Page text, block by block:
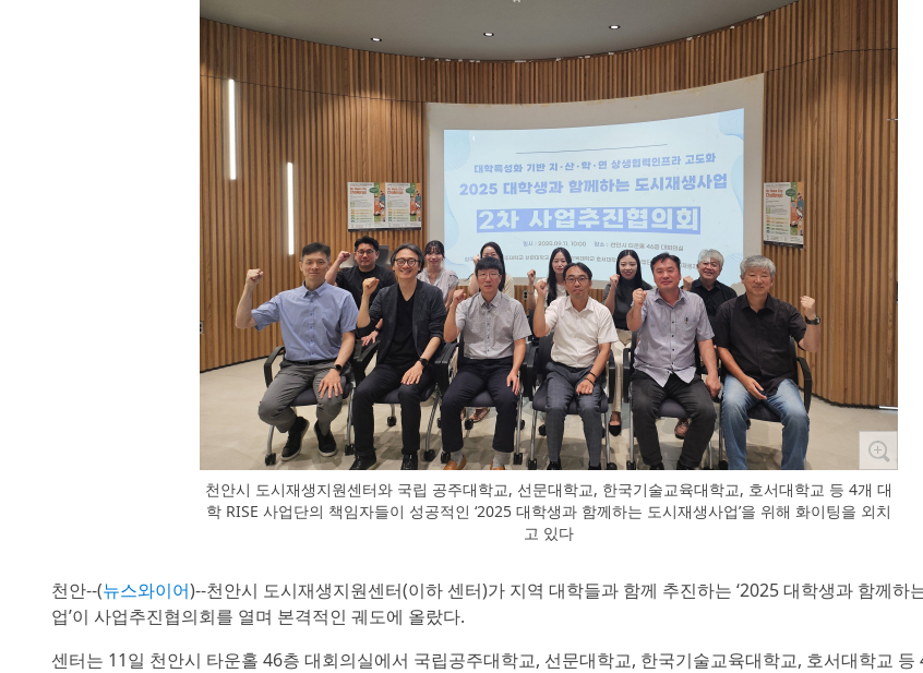
천안시 도시재생지원센터와 국립 공주대학교, 선문대학교, 한국기술교육대학교, 호서대학교 등 4개 대
학 RISE 사업단의 책임자들이 성공적인 ‘2025 대학생과 함께하는 도시재생사업’을 위해 화이팅을 외치
고 있다
천안--(뉴스와이어)--천안시 도시재생지원센터(이하 센터)가 지역 대학들과 함께 추진하는 ‘2025 대학생과 함께하
업’이 사업추진협의회를 열며 본격적인 궤도에 올랐다.
센터는 11일 천안시 타운홀 46층 대회의실에서 국립공주대학교, 선문대학교, 한국기술교육대학교, 호서대학교 등